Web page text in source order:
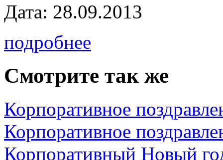
Дата: 28.09.2013
подробнее
Смотрите так же
Корпоративное
Корпоративное
Корпоративный Новый